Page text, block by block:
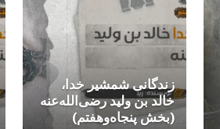
زندگانی شمشیر خدا،
خالد بن ولید رضی‌الله‌عنه
(بخش پنجاه‌وهفتم)